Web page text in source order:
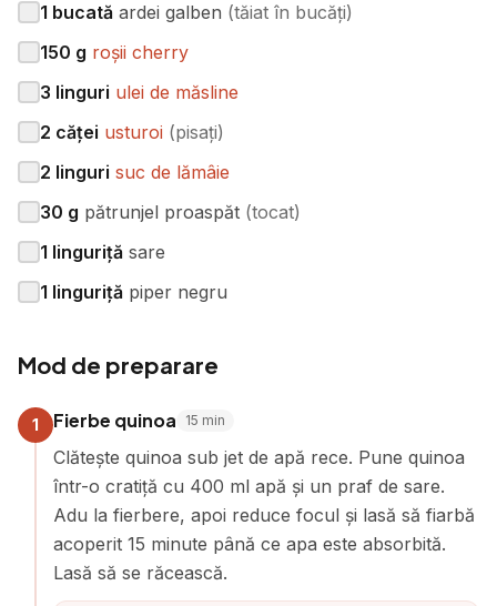
1 bucată ardei galben (tăiat în bucăți)
150 g roșii cherry
3 linguri ulei de măsline
2 căței usturoi (pisați)
2 linguri suc de lămâie
30 g pătrunjel proaspăt (tocat)
1 linguriță sare
1 linguriță piper negru
Mod de preparare
1 Fierbe quinoa 15 min
Clătește quinoa sub jet de apă rece. Pune quinoa
într-o cratiță cu 400 ml apă și un praf de sare.
Adu la fierbere, apoi reduce focul și lasă să fiarbă
acoperit 15 minute până ce apa este absorbită.
Lasă să se răcească.